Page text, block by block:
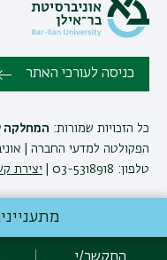
כניסה לעורכי האתר
כל הזכויות שמורות: המחלקה
טלפון: 03-5318918 |
יצירת
המחלקה לכלכלה ע'ש שאול